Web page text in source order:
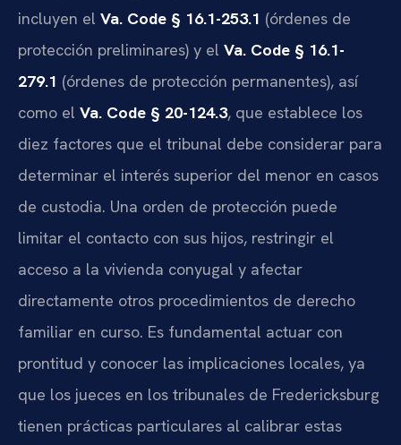
incluyen el Va. Code § 16.1-253.1 (órdenes de
protección preliminares) y el Va. Code § 16.1-
279.1 (órdenes de protección permanentes), así
como el Va. Code § 20-124.3, que establece los
diez factores que el tribunal debe considerar para
determinar el interés superior del menor en casos
de custodia. Una orden de protección puede
limitar el contacto con sus hijos, restringir el
acceso a la vivienda conyugal y afectar
directamente otros procedimientos de derecho
familiar en curso. Es fundamental actuar con
prontitud y conocer las implicaciones locales, ya
que los jueces en los tribunales de Fredericksburg
tienen prácticas particulares al calibrar estas